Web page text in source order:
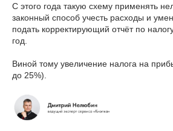
С этого года такую схему применять
законный способ учесть расходы и
подать корректирующий отчёт по
год.
Виной тому увеличение налога на
до 25%).